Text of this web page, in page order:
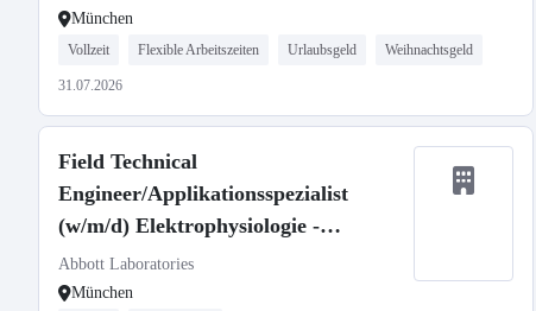
Halbleiterfertigung
München
Vollzeit Flexible Arbeitszeiten Urlaubsgeld Weihnachtsgeld
31.07.2026
Field Technical
Engineer/Applikationsspezialist
(w/m/d) Elektrophysiologie -
Großraum München
Abbott Laboratories
München